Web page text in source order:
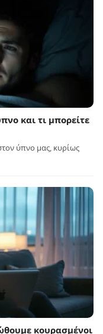
και τι μπορείτε
ύπνο μας, κυρίως
κουρασμένοι